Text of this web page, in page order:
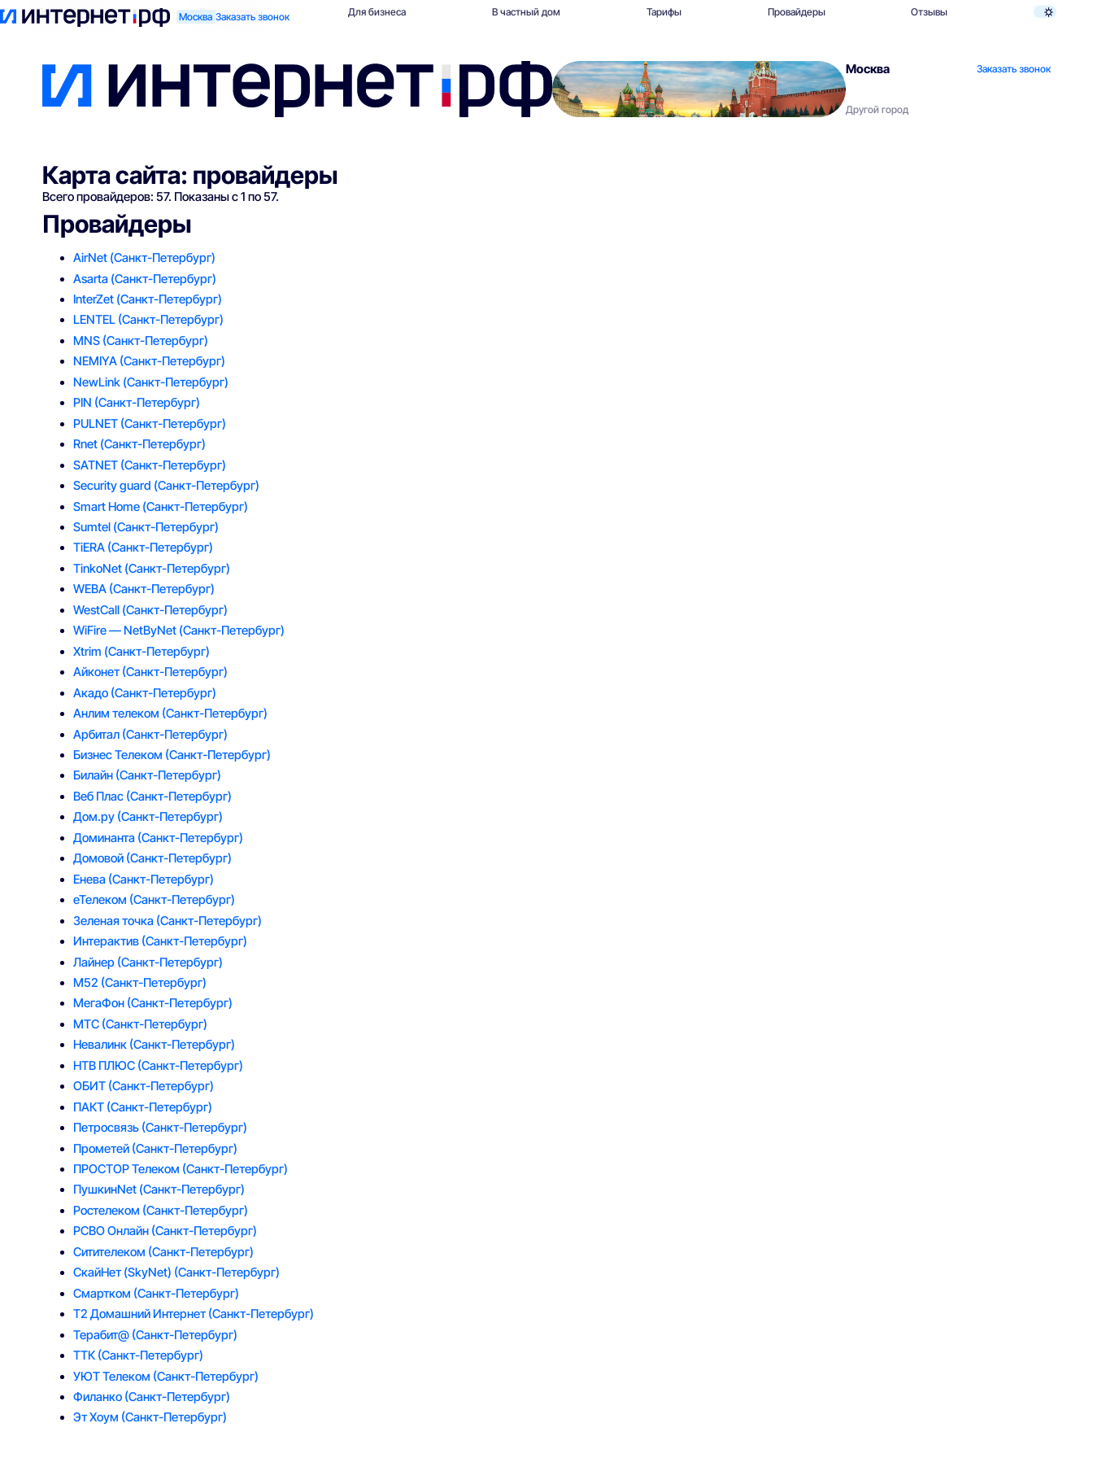
Москва Заказать звонок
Поиск по адресу Для квартиры Для бизнеса В частный дом Тарифы Провайдеры Отзывы
Москва Заказать звонок
Другой город
Карта сайта: провайдеры
Всего провайдеров: 57. Показаны с 1 по 57.
Провайдеры
AirNet (Санкт-Петербург)
Asarta (Санкт-Петербург)
InterZet (Санкт-Петербург)
LENTEL (Санкт-Петербург)
MNS (Санкт-Петербург)
NEMIYA (Санкт-Петербург)
NewLink (Санкт-Петербург)
PIN (Санкт-Петербург)
PULNET (Санкт-Петербург)
Rnet (Санкт-Петербург)
SATNET (Санкт-Петербург)
Security guard (Санкт-Петербург)
Smart Home (Санкт-Петербург)
Sumtel (Санкт-Петербург)
TiERA (Санкт-Петербург)
TinkoNet (Санкт-Петербург)
WEBA (Санкт-Петербург)
WestCall (Санкт-Петербург)
WiFire — NetByNet (Санкт-Петербург)
Xtrim (Санкт-Петербург)
Айконет(Санкт-Петербург)
Акадо (Санкт-Петербург)
Анлим телеком (Санкт-Петербург)
Арбитал (Санкт-Петербург)
Бизнес Телеком (Санкт-Петербург)
Билайн (Санкт-Петербург)
Веб Плас (Санкт-Петербург)
Дом.ру (Санкт-Петербург)
Доминанта (Санкт-Петербург)
Домовой (Санкт-Петербург)
Енева (Санкт-Петербург)
еТелеком (Санкт-Петербург)
Зеленая точка (Санкт-Петербург)
Интерактив (Санкт-Петербург)
Лайнер (Санкт-Петербург)
М52 (Санкт-Петербург)
МегаФон (Санкт-Петербург)
МТС (Санкт-Петербург)
Невалинк (Санкт-Петербург)
НТВ ПЛЮС (Санкт-Петербург)
ОБИТ (Санкт-Петербург)
ПАКТ (Санкт-Петербург)
Петросвязь (Санкт-Петербург)
Прометей (Санкт-Петербург)
ПРОСТОР Телеком (Санкт-Петербург)
ПушкинNet (Санкт-Петербург)
Ростелеком (Санкт-Петербург)
РСВО Онлайн (Санкт-Петербург)
Ситителеком (Санкт-Петербург)
СкайНет (SkyNet) (Санкт-Петербург)
Смартком (Санкт-Петербург)
Т2 Домашний Интернет(Санкт-Петербург)
Терабит@ (Санкт-Петербург)
ТТК (Санкт-Петербург)
УЮТ Телеком (Санкт-Петербург)
Филанко (Санкт-Петербург)
Эт Хоум (Санкт-Петербург)